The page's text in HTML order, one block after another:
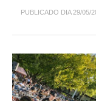
PUBLICADO DIA 29/05/